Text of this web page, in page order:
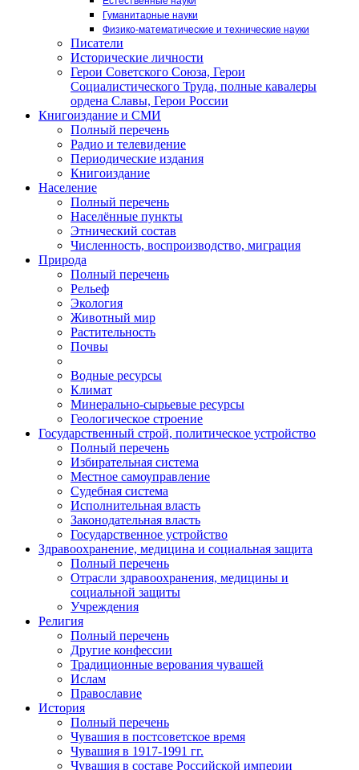
Гуманитарные науки
Физико-математические и технические науки
Писатели
Исторические личности
Герои Советского Союза, Герои
Социалистического Труда, полные кавалеры
ордена Славы, Герои России
Книгоиздание и СМИ
Полный перечень
Радио и телевидение
Периодические издания
Книгоиздание
Население
Полный перечень
Населённые пункты
Этнический состав
Численность, воспроизводство, миграция
Природа
Полный перечень
Рельеф
Экология
Животный мир
Растительность
Почвы
Водные ресурсы
Климат
Минерально-сырьевые ресурсы
Геологическое строение
Государственный строй, политическое устройство
Полный перечень
Избирательная система
Местное самоуправление
Судебная система
Исполнительная власть
Законодательная власть
Государственное устройство
Здравоохранение, медицина и социальная защита
Полный перечень
Отрасли здравоохранения, медицины и
социальной защиты
Учреждения
Религия
Полный перечень
Другие конфессии
Традиционные верования чувашей
Ислам
Православие
История
Полный перечень
Чувашия в постсоветское время
Чувашия в 1917-1991 гг.
Чувашия в составе Российской империи